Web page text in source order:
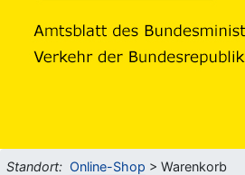
Standort: Online-Shop > Warenkorb